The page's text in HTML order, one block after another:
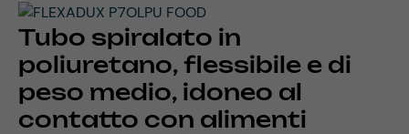
Tubo spiralato in
poliuretano, flessibile e di
peso medio, idoneo al
contatto con alimenti